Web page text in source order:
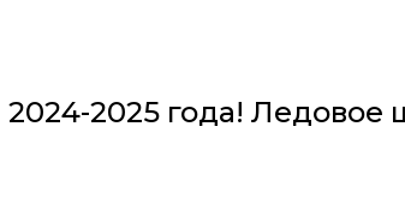
2024-2025 года!